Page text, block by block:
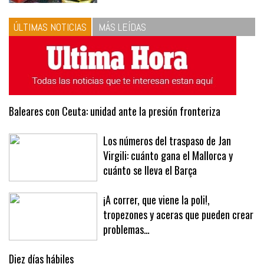
ÚLTIMAS NOTICIAS MÁS LEÍDAS
Baleares con Ceuta: unidad ante la presión fronteriza
Los números del traspaso de Jan
Virgili: cuánto gana el Mallorca y
cuánto se lleva el Barça
¡A correr, que viene la poli!,
tropezones y aceras que pueden crear
problemas…
Diez días hábiles